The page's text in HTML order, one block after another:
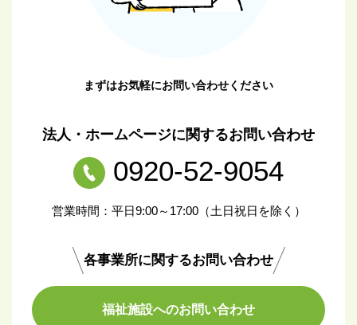
まずはお気軽にお問い合わせください
法人・ホームページに関するお問い合わせ
0920-52-9054
営業時間：平日9:00～17:00（土日祝日を除く）
各事業所に関するお問い合わせ
福祉施設へのお問い合わせ